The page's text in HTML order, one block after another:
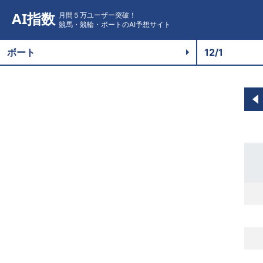
AI指数 月間５万ユーザー突破！
競馬・競輪・ボートのAI予想サイト